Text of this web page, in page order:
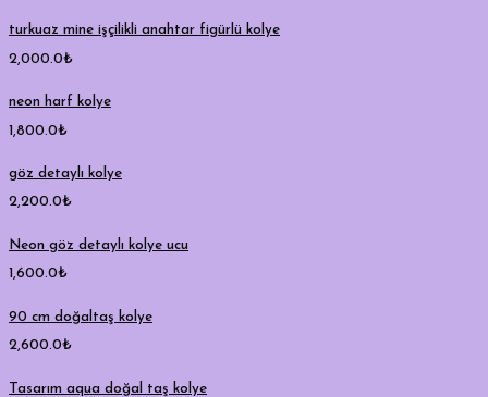
turkuaz mine işçilikli anahtar figürlü kolye
2,000.0₺
neon harf kolye
1,800.0₺
göz detaylı kolye
2,200.0₺
Neon göz detaylı kolye ucu
1,600.0₺
90 cm doğaltaş kolye
2,600.0₺
Tasarım aqua doğal taş kolye